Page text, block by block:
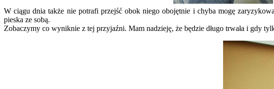
W ciągu dnia także nie potrafi przejść obok niego obojętnie i chyba mogę
pieska ze sobą.
Zobaczymy co wyniknie z tej przyjaźni. Mam nadzieję, że będzie długo trwała i gdy